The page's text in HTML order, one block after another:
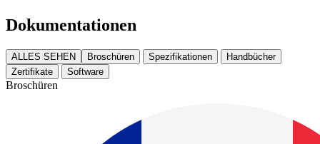
Dokumentationen
ALLES SEHEN Broschüren Spezifikationen
Handbücher
Zertifikate
Software
Broschüren